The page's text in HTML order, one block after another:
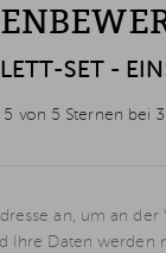
SET -
5 von 5 Sternen bei
an, um an
Ihre Daten werden